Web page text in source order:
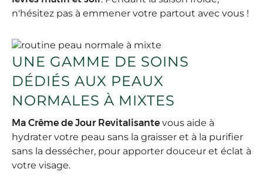
n'hésitez pas à emmener votre partout avec vous !
UNE GAMME DE SOINS
DÉDIÉS AUX PEAUX
NORMALES À MIXTES
Ma Crême de Jour Revitalisante vous aide à
hydrater votre peau sans la graisser et à la purifier
sans la dessécher, pour apporter douceur et éclat à
votre visage.